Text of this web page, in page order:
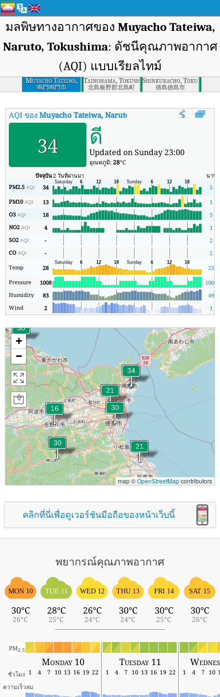
มลพิษทางอากาศของ Muyacho Tateiwa,
Naruto, Tokushima: ดัชนีคุณภาพอากาศ
(AQI) แบบเรียลไทม์
Muyacho Tateiwa,
Naruto, Tokushima
鳴門鳴門市
Tainohama, Tokushima
北島板野郡北島町
Shinkuracho, Tokushima,
徳島徳島市
AQI ของMuyacho Tateiwa, Naruto, Tokushima ดัชนีคุณภาพอาก
34 ดี
Updated on Sunday 23:00
อุณหภูมิ:28°C
ปัจจุบัน2 วันที่ผ่านมา นาที
PM2.5AQI 34
5
PM10AQI 13
1
O3AQI 18
5
NO2AQI 4
1
SO2AQI -
2
COAQI -
2
Temp
28
25
Pressure
1008 1006
Humidity
83
49
Wind
2 1
+
−
map ©OpenStreetMapcontributors
คลิกที่นี่เพื่อดูเวอร์ชันมือถือของหน้าเว็บนี้
พยากรณ์คุณภาพอากาศ
MON 10
30°C
26°C
TUE 11
28°C
25°C
WED 12
26°C
24°C
THU 13
30°C
24°C
FRI 14
30°C
25°C
SAT 15
30°C
26°C
PM2.5
Monday 10 Tuesday 11
ชั่วโมง 1 4 7 10 13 16 19 22 1 4 7 10 13 16 19 22 1 4 7 10
ความเร็วลม